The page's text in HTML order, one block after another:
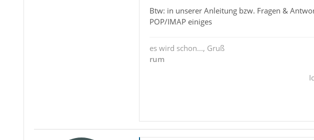
Btw: in unserer Anleitung bzw. Fragen &
POP/IMAP einiges
es wird schon..., Gruß
rum